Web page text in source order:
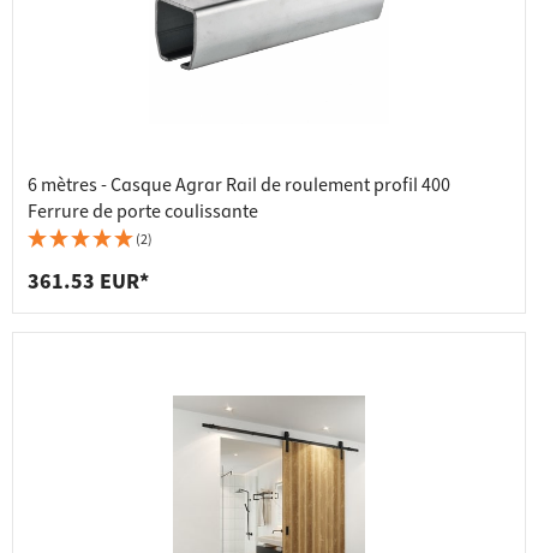
6 mètres - Casque Agrar Rail de roulement profil 400
Ferrure de porte coulissante
(2)
361.53 EUR*